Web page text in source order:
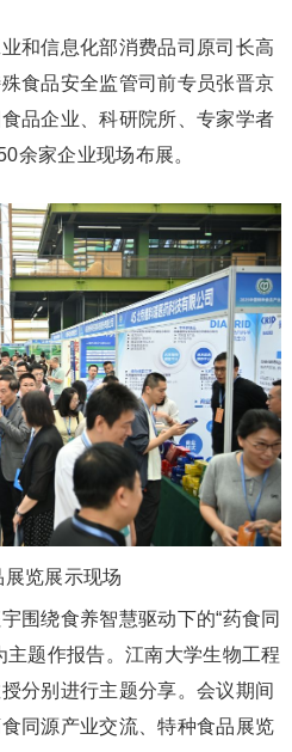
和信息化部消费品司原司长高
食品安全监管司前专员张晋京
品企业、科研院所、专家学者
余家企业现场布展。
展览展示现场
围绕食养智慧驱动下的“药食同
主题作报告。江南大学生物工程
分别进行主题分享。会议期间
同源产业交流、特种食品展览